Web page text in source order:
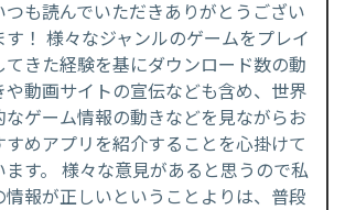
つも読んでいただきありがとうござい
す！ 様々なジャンルのゲームをプレイ
てきた経験を基にダウンロード数の動
や動画サイトの宣伝なども含め、世界
なゲーム情報の動きなどを見ながらお
すめアプリを紹介することを心掛けて
ます。 様々な意見があると思うので私
情報が正しいということよりは、普段